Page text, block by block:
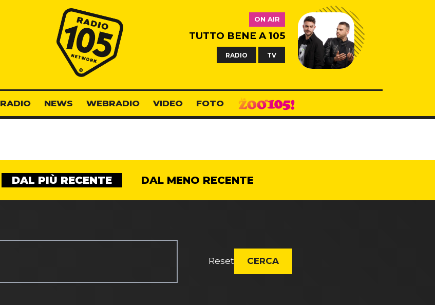
Radio 105
ON AIR
TUTTO BENE A 105
RADIO TV
RADIO NEWS WEBRADIO VIDEO FOTO
DAL PIÙ RECENTE DAL MENO RECENTE
Reset CERCA